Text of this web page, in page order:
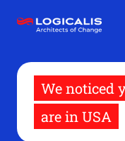
contenido
We noticed
are in USA